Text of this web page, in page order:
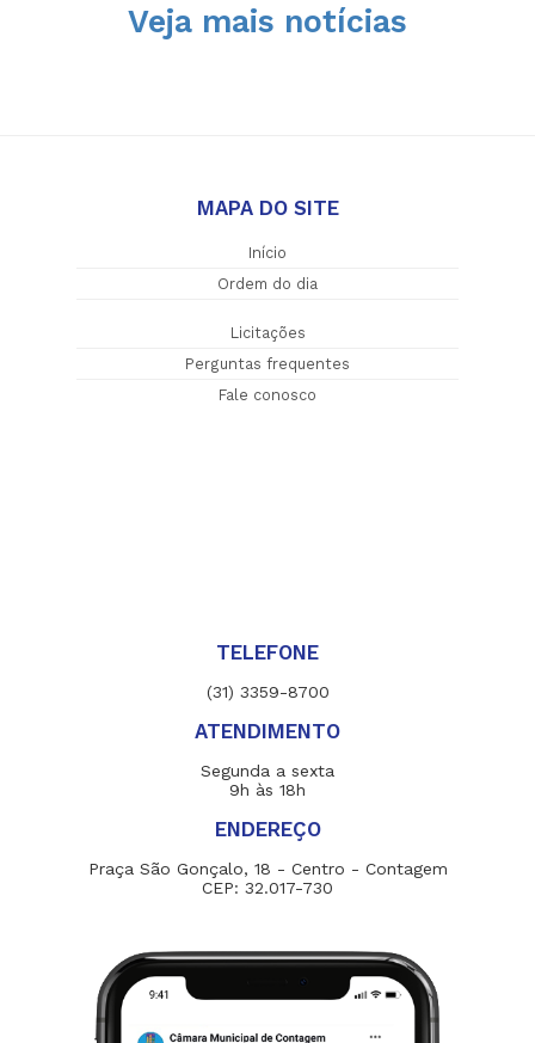
Veja mais notícias
MAPA DO SITE
Início
Ordem do dia
Licitações
Perguntas frequentes
Fale conosco
TELEFONE
(31) 3359-8700
ATENDIMENTO
Segunda a sexta
9h às 18h
ENDEREÇO
Praça São Gonçalo, 18 - Centro - Contagem
CEP: 32.017-730